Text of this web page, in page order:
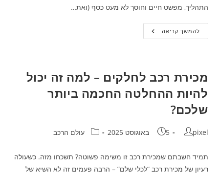
התהליך, מפשט חיים וחוסך לא מעט כסף (ואת…
להמשך קריאהגלו
את
היא
החכמה
לרכב
מכירת רכב לחלקים – למה זה יכול
להיות ההחלטה החכמה ביותר
שלכם?
מחבר:
pixel פורסם:
5 באוגוסט 2025 קטגוריה:עולם הרכב
תמיד חשבתם שמכירת רכב זו משימה פשוטה? תשכחו מזה. כשעולה
רעיון של מכירת רכב “לכלי שלם” – הרבה פעמים זה לא השיא של